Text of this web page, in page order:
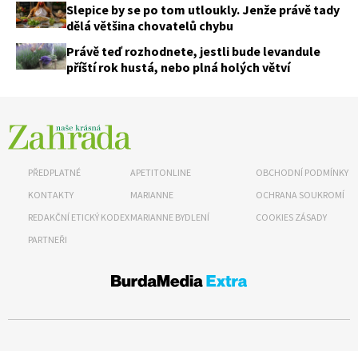
Slepice by se po tom utloukly. Jenže právě tady
dělá většina chovatelů chybu
Právě teď rozhodnete, jestli bude levandule
příští rok hustá, nebo plná holých větví
PŘEDPLATNÉ
KONTAKTY
REDAKČNÍ ETICKÝ KODEX
PARTNEŘI
APETITONLINE
MARIANNE
MARIANNE BYDLENÍ
OBCHODNÍ PODMÍNKY
OCHRANA SOUKROMÍ
COOKIES ZÁSADY